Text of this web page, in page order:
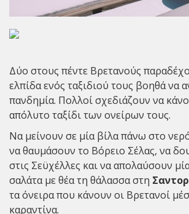
Δύο στους πέντε Βρετανούς
ελπίδα ενός ταξιδιού τους βοηθά να
πανδημία. Πολλοί σχεδιάζουν να
απόλυτο ταξίδι των ονείρων τους.
Να μείνουν σε μία βίλα πάνω στο
να θαυμάσουν το Βόρειο Σέλας, να
στις Σεϋχέλλες και να απολαύσουν
σαλάτα με θέα τη θάλασσα στη
τα όνειρα που κάνουν οι Βρετανοί
καραντίνα.